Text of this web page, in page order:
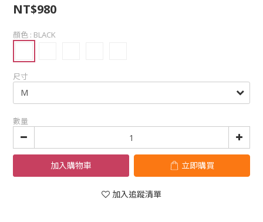
NT$980
顏色 : BLACK
尺寸
數量
加入購物車 立即購買
加入追蹤清單